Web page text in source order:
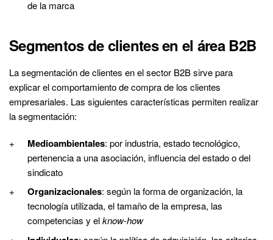
de la marca
Segmentos de clientes en el área B2B
La segmentación de clientes en el sector B2B sirve para
explicar el comportamiento de compra de los clientes
empresariales. Las siguientes características permiten realizar
la segmentación:
Medioambientales: por industria, estado tecnológico,
pertenencia a una asociación, influencia del estado o del
sindicato
Organizacionales: según la forma de organización, la
tecnología utilizada, el tamaño de la empresa, las
competencias y elknow-how